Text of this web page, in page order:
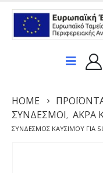
HOME
ΣΎΝΔΕΣΜΟΙ, ΑΚΡΑ
ΣΎΝΔΕΣΜΟΣ ΚΑΥΣΊΜΟΥ ΓΙΑ